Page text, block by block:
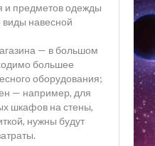
и предметов одежды
навесной
— в большом
большее
оборудования;
— например, для
шкафов на стены,
нужны будут